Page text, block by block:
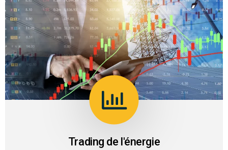
Trading de l'énergie
02
L’accès au trading de l’énergie de gros par le
groupement de centrales.